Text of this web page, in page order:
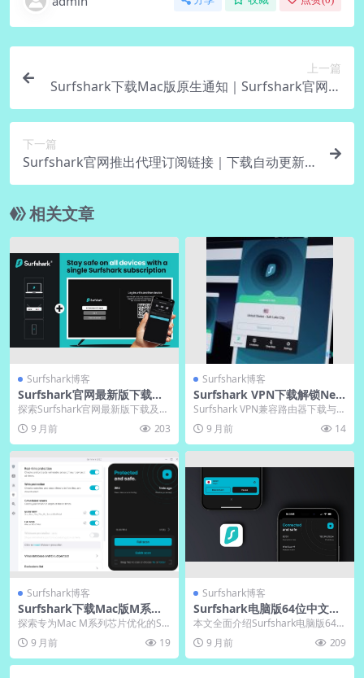
上一篇
Surfshark下载Mac版原生通知｜Surfshark官网系
统集成
下一篇
Surfshark官网推出代理订阅链接｜下载自动更新
节点
相关文章
Surfshark博客
Surfshark官网最新版下载｜S
urfshark中文版全平台安全通
道
探索Surfshark官网最新版下载及全
平台安全应用指南。文章详细解析
官方下载流...
9 月前 203
Surfshark博客
Surfshark VPN下载解锁Net
flix｜官网节点实时更新
Surfshark VPN兼容路由器下载与固
件刷入教程：访问官网下载兼容路
由器固...
9 月前 14
Surfshark博客
Surfshark下载Mac版M系列
芯片优化｜Surfshark官网性
能翻倍
探索专为Mac M系列芯片优化的Su
rfshark下载指南，深度解析其性能
翻倍特...
9 月前 19
Surfshark博客
Surfshark电脑版64位中文包
｜官网镜像免费下载
本文全面介绍Surfshark电脑版64位
系统的中文语言包下载与安装方
法，详细解...
9 月前 209